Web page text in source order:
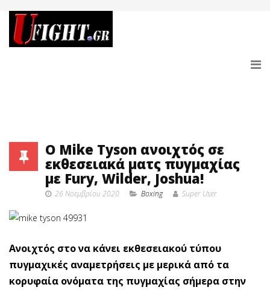
O Mike Tyson ανοιχτός σε
εκθεσειακά ματς πυγμαχίας
με Fury, Wilder, Joshua!
26 Νοεμβρίου 2020 Boxing Super User
Ανοιχτός στο να κάνει εκθεσειακού τύπου
πυγμαχικές αναμετρήσεις με μερικά από τα
κορυφαία ονόματα της πυγμαχίας σήμερα στην